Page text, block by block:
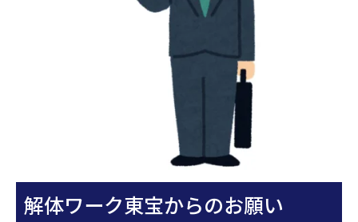
解体ワーク東宝からのお願い